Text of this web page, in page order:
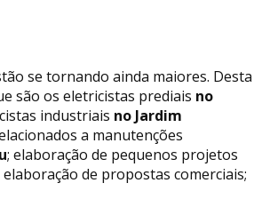
se tornando ainda maiores. Desta
são os eletricistas prediais no
industriais no Jardim
a manutenções
; elaboração de pequenos projetos
elaboração de propostas comerciais;